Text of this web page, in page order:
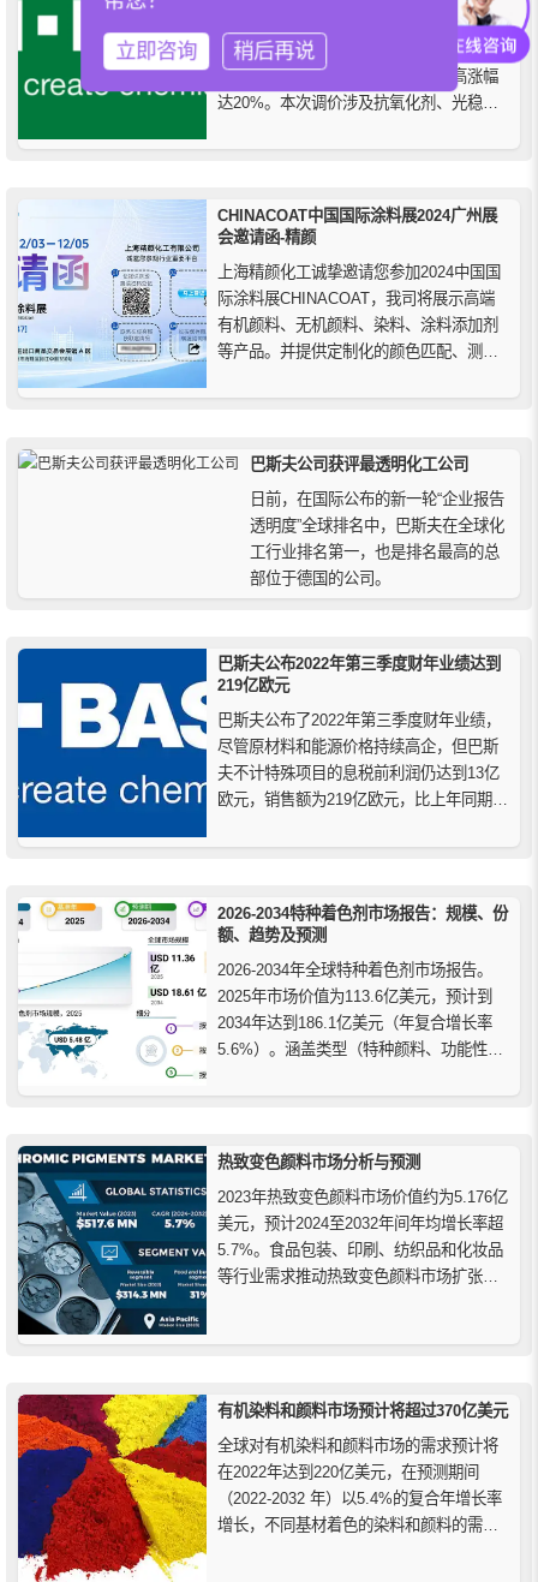
全球化工巨头巴斯夫(BASF SE)于2026年3
月宣布，受原材料、物流成本上涨影响，
全球塑料添加剂产品价格上调，最高涨幅
达20%。本次调价涉及抗氧化剂、光稳定
略，预计将影响包装、汽车及电子等行
CHINACOAT中国国际涂料展2024广州展
会邀请函-精颜
上海精颜化工诚挚邀请您参加2024中国国
际涂料展CHINACOAT，我司将展示高端
有机颜料、无机颜料、染料、涂料添加剂
等产品。并提供定制化的颜色匹配、测试
用，共同探讨行业未来发展，携手开创美
巴斯夫公司获评最透明化工公司
日前，在国际公布的新一轮“企业报告
透明度”全球排名中，巴斯夫在全球化
工行业排名第一，也是排名最高的总
部位于德国的公司。
巴斯夫公布2022年第三季度财年业绩达到
219亿欧元
巴斯夫公布了2022年第三季度财年业绩，
尽管原材料和能源价格持续高企，但巴斯
夫不计特殊项目的息税前利润仍达到13亿
欧元，销售额为219亿欧元，比上年同期增
细分市场的价格都大幅上涨，销售增长也
案外，所有细分市场的销量下降都显著抑
制了销售发展。
2026-2034特种着色剂市场报告：规模、份
额、趋势及预测
2026-2034年全球特种着色剂市场报告。
2025年市场价值为113.6亿美元，预计到
2034年达到186.1亿美元（年复合增长率
5.6%）。涵盖类型（特种颜料、功能性着
太、北美、欧洲）分析。包含巴斯夫、科
热致变色颜料市场分析与预测
2023年热致变色颜料市场价值约为5.176亿
美元，预计2024至2032年间年均增长率超
5.7%。食品包装、印刷、纺织品和化妆品
等行业需求推动热致变色颜料市场扩张。
有机染料和颜料市场预计将超过370亿美元
全球对有机染料和颜料市场的需求预计将
在2022年达到220亿美元，在预测期间
（2022-2032 年）以5.4%的复合年增长率
增长，不同基材着色的染料和颜料的需求
立即咨询 稍后再说